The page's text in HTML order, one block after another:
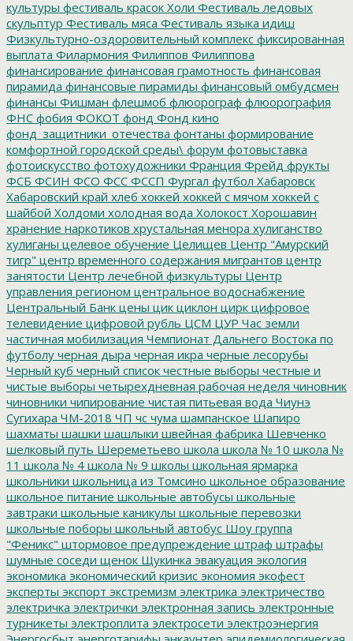
культуры фестиваль красок Холи Фестиваль ледовых
скульптур Фестиваль мяса Фестиваль языка идиш
Физкультурно-оздоровительный комплекс фиксированная
выплата Филармония Филиппов Филиппова
финансирование финансовая грамотность финансовая
пирамида финансовые пирамиды финансовый омбудсмен
финансы Фишман флешмоб флюорограф флюорография
ФНС фобия ФОКОТ фонд Фонд кино
фонд_защитники_отечества фонтаны формирование
комфортной городской среды\ форум фотовыставка
фотоискусство фотохудожники Франция Фрейд фрукты
ФСБ ФСИН ФСО ФСС ФССП Фургал футбол Хабаровск
Хабаровский край хлеб хоккей хоккей с мячом хоккей с
шайбой Холдоми холодная вода Холокост Хорошавин
хранение наркотиков хрустальная менора хулиганство
хулиганы целевое обучение Целищев Центр "Амурский
тигр" центр временного содержания мигрантов центр
занятости Центр лечебной физкультуры Центр
управления регионом центральное водоснабжение
Центральный Банк цены цик циклон цирк цифровое
телевидение цифровой рубль ЦСМ ЦУР Час земли
частичная мобилизация Чемпионат Дальнего Востока по
футболу черная дыра черная икра черные лесорубы
Черный куб черный список честные выборы честные и
чистые выборы четырехдневная рабочая неделя чиновник
чиновники чипирование чистая питьевая вода Чиунэ
Сугихара ЧМ-2018 ЧП чс чума шампанское Шапиро
шахматы шашки шашлыки швейная фабрика Шевченко
шелковый путь Шереметьево школа школа № 10 школа №
11 школа № 4 школа № 9 школы школьная ярмарка
школьники школьница из Томсино школьное образование
школьное питание школьные автобусы школьные
завтраки школьные каникулы школьные перевозки
школьные поборы школьный автобус Шоу группа
"Феникс" штормовое предупреждение штраф штрафы
шумные соседи щенок Щукинка эвакуация экология
экономика экономический кризис экономия экофест
эксперты экспорт экстремизм электрика электричество
электричка электрички электронная запись электронные
турникеты электроплита электросети электроэнергия